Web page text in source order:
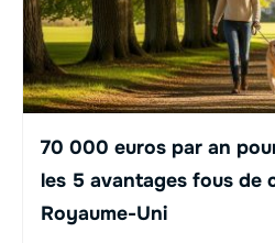
70 000 euros par an
les 5 avantages fous de
Royaume-Uni